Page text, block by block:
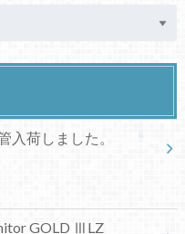
入荷しました。
GOLD ⅢLZ